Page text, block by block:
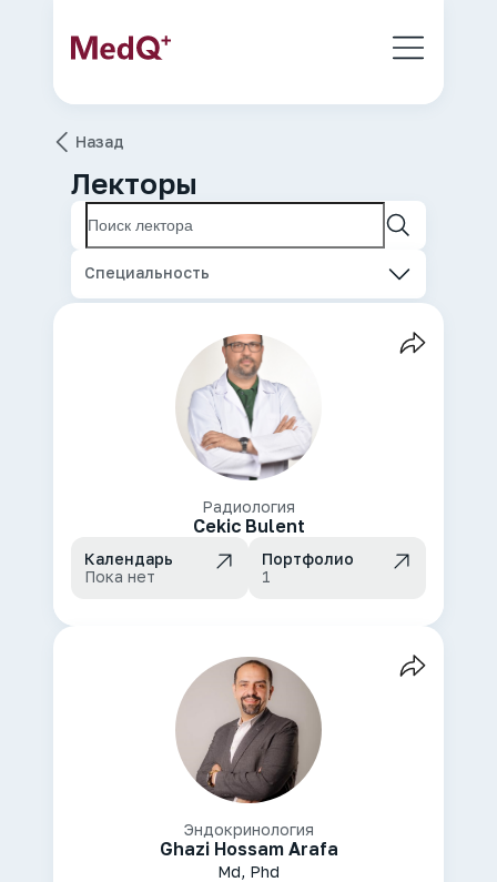
Назад
Лекторы
Специальность
Радиология
Cekic Bulent
Календарь
Пока нет
Портфолио
1
Эндокринология
Ghazi Hossam Arafa
Md, Phd